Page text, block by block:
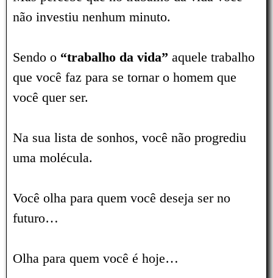
não investiu nenhum minuto.
Sendo o “trabalho da vida” aquele trabalho
que você faz para se tornar o homem que
você quer ser.
Na sua lista de sonhos, você não progrediu
uma molécula.
Você olha para quem você deseja ser no
futuro…
Olha para quem você é hoje…